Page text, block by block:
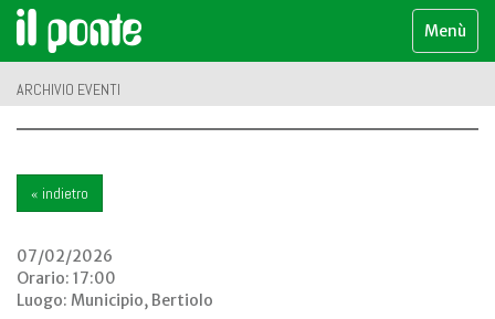
Menù
ARCHIVIO EVENTI
« indietro
07/02/2026
Orario: 17:00
Luogo: Municipio, Bertiolo